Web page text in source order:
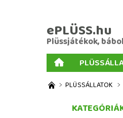
ePLÜSS.hu
Plüssjátékok,
AJÁNDÉKOK
MENNYISÉGI
PLÜSSÁLLATOK